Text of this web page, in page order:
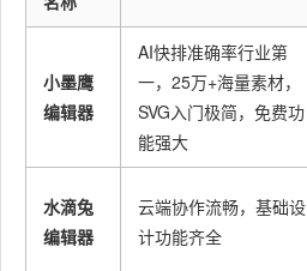
小墨鹰
编辑器
AI快排准确率行业第
一，25万+海量素材，
SVG入门极简，免费功
能强大
水滴兔
编辑器
云端协作流畅，基础设
计功能齐全